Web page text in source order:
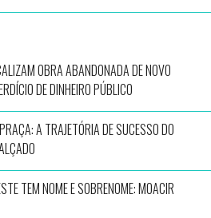
OBRA ABANDONADA DE NOVO
DE DINHEIRO PÚBLICO
A TRAJETÓRIA DE SUCESSO DO
TEM NOME E SOBRENOME: MOACIR